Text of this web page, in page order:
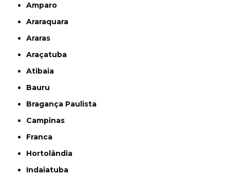
Amparo
Araraquara
Araras
Araçatuba
Atibaia
Bauru
Bragança Paulista
Campinas
Franca
Hortolândia
Indaiatuba